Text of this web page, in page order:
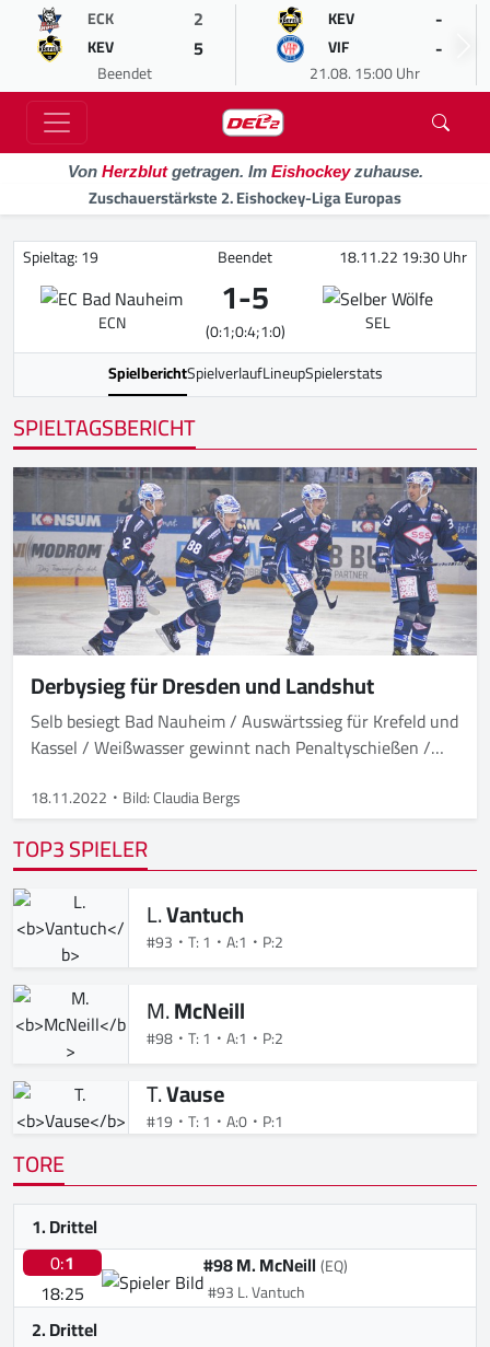
ECK 2
KEV 5
Beendet
KEV -
VIF -
21.08. 15:00 Uhr
Von Herzblutgetragen. Im Eishockeyzuhause.
Zuschauerstärkste 2. Eishockey-Liga Europas
Spieltag: 19 Beendet 18.11.22 19:30 Uhr
ECN 1-5
(0:1;0:4;1:0)
SEL
SpielberichtSpielverlaufLineupSpielerstats
SPIELTAGSBERICHT
Derbysieg für Dresden und Landshut
Selb besiegt Bad Nauheim / Auswärtssieg für Krefeld und
Kassel / Weißwasser gewinnt nach Penaltyschießen /
18.11.2022 Bild: Claudia Bergs
TOP3 SPIELER
L.Vantuch
#93 T: 1 A:1 P:2
M.McNeill
#98 T: 1 A:1 P:2
T.Vause
#19 T: 1 A:0 P:1
TORE
1. Drittel
0:1
18:25
#98 M. McNeill(EQ)
#93 L. Vantuch
2. Drittel